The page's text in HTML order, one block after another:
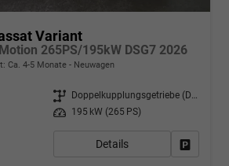
Variant
265PS/195kW DSG7 2026
Ca. 4-5 Monate Neuwagen
Getriebe
Doppelkupplungsgetriebe (DSG)
Leistung 195 kW (265 PS)
Details